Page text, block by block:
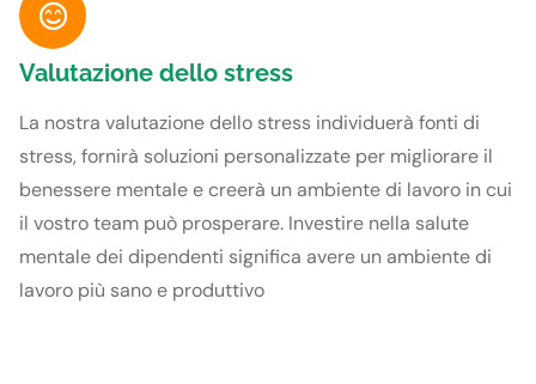
Valutazione dello stress
La nostra valutazione dello stress individuerà fonti di
stress, fornirà soluzioni personalizzate per migliorare il
benessere mentale e creerà un ambiente di lavoro in cui
il vostro team può prosperare. Investire nella salute
mentale dei dipendenti significa avere un ambiente di
lavoro più sano e produttivo